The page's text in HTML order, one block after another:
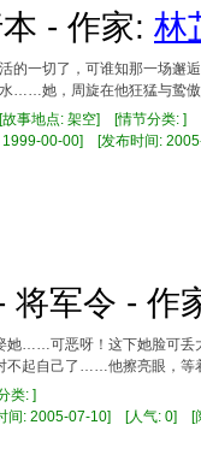
- 作家: 林
的一切了，可谁知那一场邂
……她，周旋在他狂猛与鸷
事地点: 架空] [情节分类: ]
00-00] [发布时间:
将军令 - 作
她……可恶呀！这下她脸可
不起自己了……他擦亮眼，等
类: ]
: 2005-07-10] [人气: 0] [